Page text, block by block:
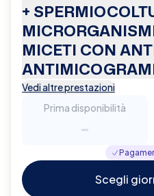
+
MICETI CON
Vedi altre prestazioni
Prima disponibilità
-
Scegli